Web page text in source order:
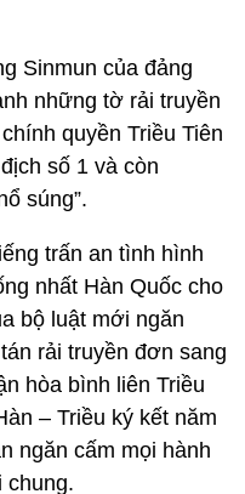
Sinmun của đảng
những tờ rải truyền
quyền Triều Tiên
số 1 và còn
súng”.
trấn an tình hình
nhất Hàn Quốc cho
bộ luật mới ngăn
rải truyền đơn sang
hòa bình liên Triều
– Triều ký kết năm
ngăn cấm mọi hành
chung.